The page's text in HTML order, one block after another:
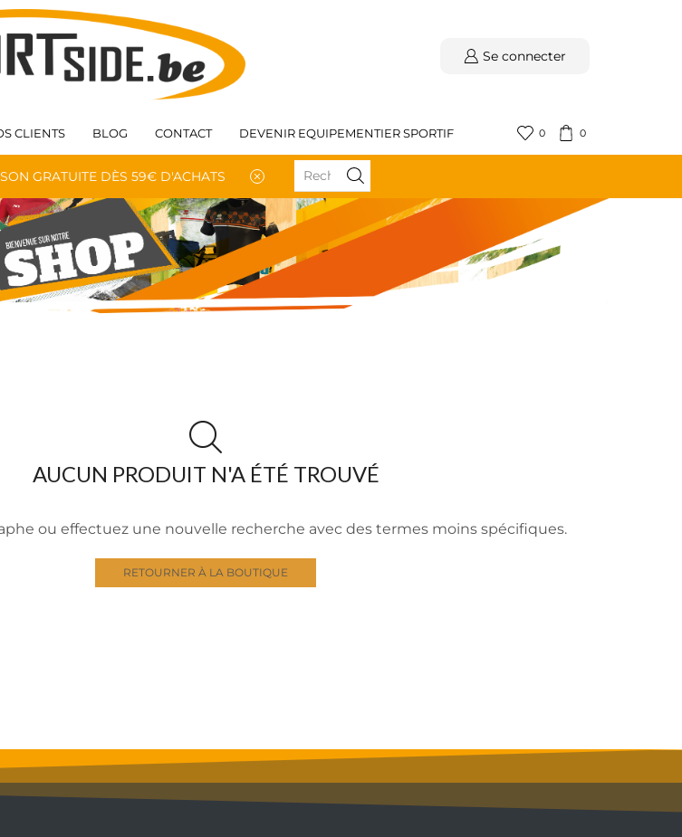
Se connecter
CLIENTS BLOG CONTACT DEVENIR EQUIPEMENTIER SPORTIF 0 0
GRATUITE DÈS 59€ D'ACHATS BÉNÉFICIEZ DE LA LIVRAISON GRATUITE DÈS 59€
AUCUN PRODUIT N'A ÉTÉ TROUVÉ
ou effectuez une nouvelle recherche avec des termes moins spécifiques.
RETOURNER À LA BOUTIQUE